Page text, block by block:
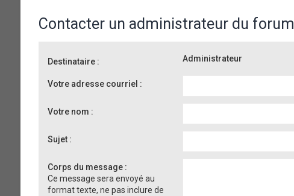
Contacter un administrateur du forum
Destinataire : Administrateur
Votre adresse courriel :
Votre nom :
Sujet :
Corps du message :
Ce message sera envoyé au
format texte, ne pas inclure de